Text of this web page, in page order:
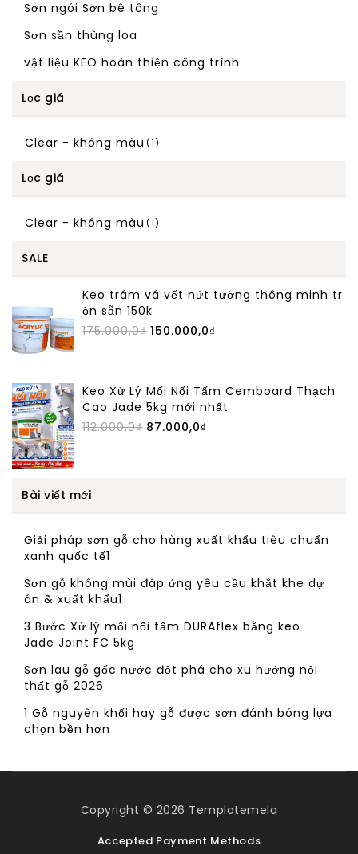
Sơn ngói Sơn bê tông
Sơn sần thùng loa
vật liệu KEO hoàn thiện công trình
Lọc giá
Clear - không màu (1)
Lọc giá
Clear - không màu (1)
SALE
Keo trám vá vết nứt tường thông minh tr
ộn sẵn 150k
175.000,0₫ 150.000,0₫
Keo Xử Lý Mối Nối Tấm Cemboard Thạch
Cao Jade 5kg mới nhất
112.000,0₫ 87.000,0₫
Bài viết mới
Giải pháp sơn gỗ cho hàng xuất khẩu tiêu chuẩn
xanh quốc tế1
Sơn gỗ không mùi đáp ứng yêu cầu khắt khe dự
án & xuất khẩu1
3 Bước Xử lý mối nối tấm DURAflex bằng keo
Jade Joint FC 5kg
Sơn lau gỗ gốc nước đột phá cho xu hướng nội
thất gỗ 2026
1 Gỗ nguyên khối hay gỗ được sơn đánh bóng lựa
chọn bền hơn
Copyright © 2026 Templatemela
Accepted Payment Methods